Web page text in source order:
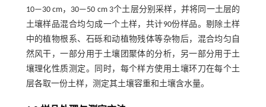
10—30 cm，30—50 cm 3个土层分别采样，并将同一土层的
土壤样品混合均匀成一个土样，共计90份样品。剔除土样
中的植物根系、石砾和动植物残体等杂物后，混合均匀自
然风干，一部分用于土壤团聚体的分析，另一部分用于土
壤理化性质测定。同时，每个样方使用土壤环刀在每个土
层各取一份土样，测定其土壤容重和土壤含水量。